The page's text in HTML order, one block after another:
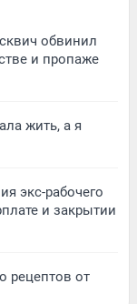
обвинил
и пропаже
жить, а я
экс-рабочего
и закрытии
рецептов от